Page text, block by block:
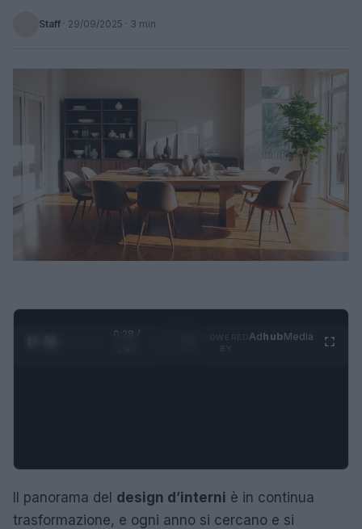
Staff · 29/09/2025 · 3 min
0:28 /
AdhubMedia
Il panorama del design d’interni è in continua
trasformazione, e ogni anno si cercano e si